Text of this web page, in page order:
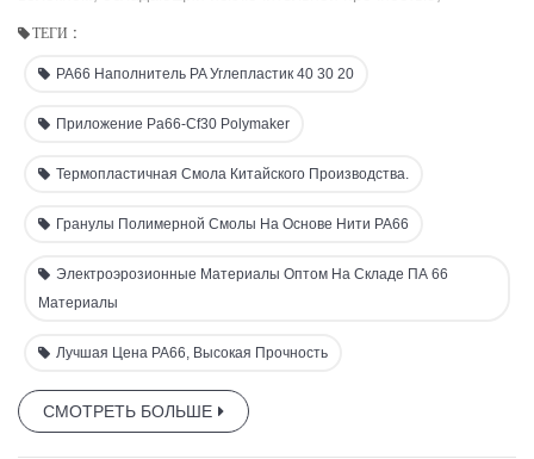
размеров. После модификации PA66-CF40 демонстрирует
выдающиеся механические свойства, что делает его очень
нагрузками в условиях экстремальных температур. Этот
высокой прочности и долговечности в течение длительного
машин и транспортных средств.
ТЕГИ :
PA66 Наполнитель PA Углепластик 40 30 20
Приложение Pa66-Cf30 Polymaker
Термопластичная Смола Китайского Производства.
Гранулы Полимерной Смолы На Основе Нити PA66
Электроэрозионные Материалы Оптом На Складе ПА 66
Материалы
Лучшая Цена PA66, Высокая Прочность
СМОТРЕТЬ БОЛЬШЕ